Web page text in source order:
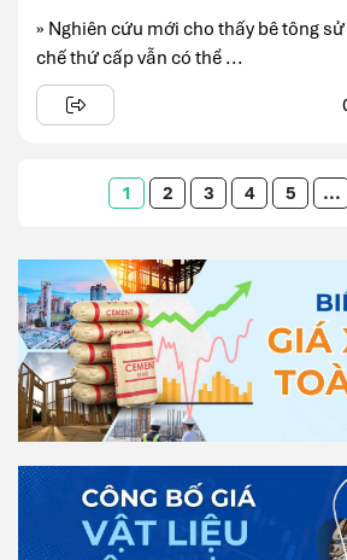
» Nghiên cứu mới cho thấy bê tông
chế thứ cấp vẫn có thể ...
1 2 3 4 5 ...